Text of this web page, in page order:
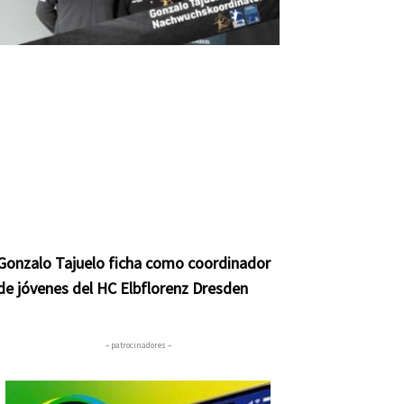
Tajuelo ficha como coordinador
jóvenes del HC Elbflorenz Dresden
– patrocinadores –